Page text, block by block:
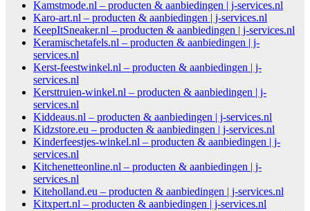
Kamstmode.nl – producten & aanbiedingen | j-services.nl
Karo-art.nl – producten & aanbiedingen | j-services.nl
KeepItSneaker.nl – producten & aanbiedingen | j-services.nl
Keramischetafels.nl – producten & aanbiedingen | j-
services.nl
Kerst-feestwinkel.nl – producten & aanbiedingen | j-
services.nl
Kersttruien-winkel.nl – producten & aanbiedingen | j-
services.nl
Kiddeaus.nl – producten & aanbiedingen | j-services.nl
Kidzstore.eu – producten & aanbiedingen | j-services.nl
Kinderfeestjes-winkel.nl – producten & aanbiedingen | j-
services.nl
Kitchenetteonline.nl – producten & aanbiedingen | j-
services.nl
Kiteholland.eu – producten & aanbiedingen | j-services.nl
Kitxpert.nl – producten & aanbiedingen | j-services.nl